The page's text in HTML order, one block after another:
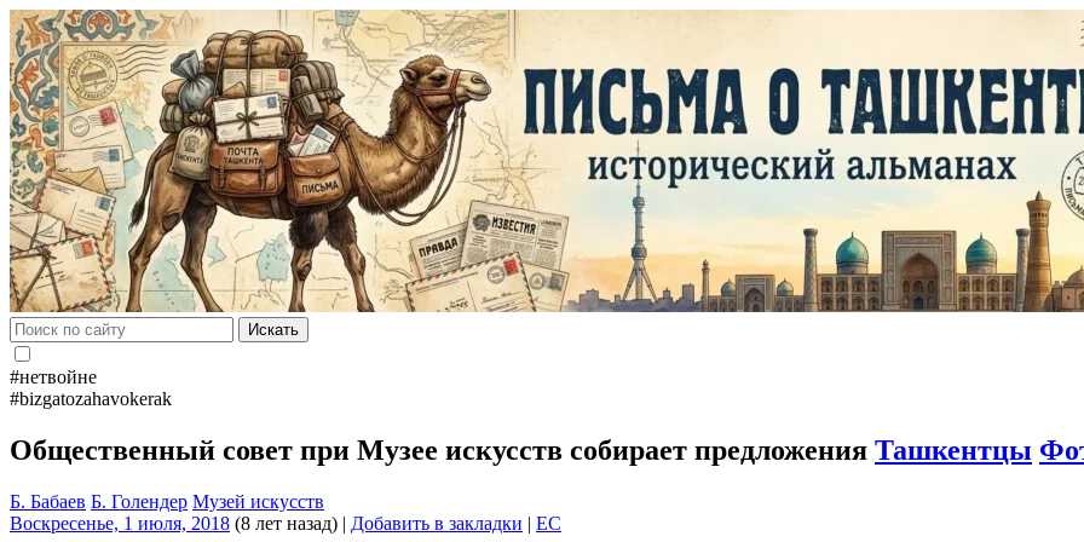
Искать
#нетвойне
#bizgatozahavokerak
Общественный совет при Музее искусств собирает предложения Ташкентцы
Б. Бабаев Б. Голендер Музей искусств
Воскресенье, 1 июля, 2018 (8 лет назад) | Добавить в закладки | EC